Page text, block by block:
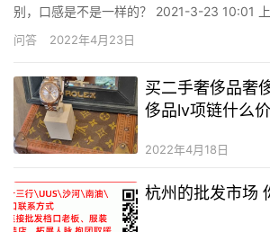
别，口感是不是一样的？ 2021-3-23 10:01
高，我们在饮食方面的要求也是随之提升，特
胖引发疾病，鱼肉逐步的成了目前大多数人群
问答 2022年4月23日
买二手奢侈品奢
侈品lv项链什么
2022年4月18日
杭州的批发市场